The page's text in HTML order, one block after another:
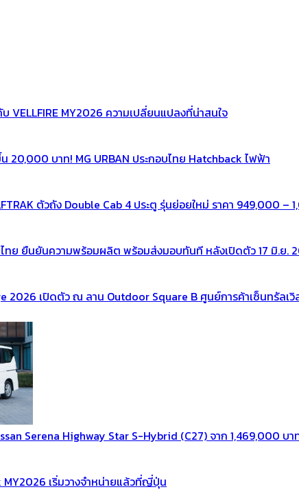
VELLFIRE MY2026 ความเปลี่ยนแปลงที่น่าสนใจ
20,000 บาท! MG URBAN ประกอบไทย Hatchback ไฟฟ้า
ตัวถัง Double Cab 4 ประตู รุ่นย่อยใหม่ ราคา 949,000 –
ไทย ยืนยันความพร้อมผลิต พร้อมส่งมอบทันที หลังเปิดตัว 17 มิ.ย.
2026 เปิดตัว ณ ลาน Outdoor Square B ศูนย์การค้าเซ็นทรัลเ
Serena Highway Star S-Hybrid (C27) จาก 1,469,000 บา
เริ่มวางจำหน่ายแล้วที่ญี่ปุ่น